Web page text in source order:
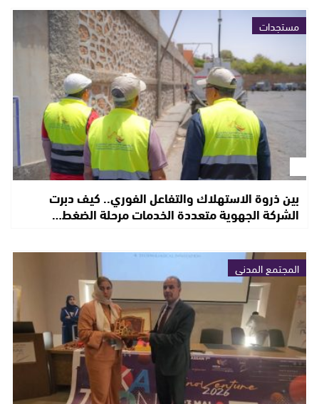
مستجدات
بين ذروة الاستهلاك والتفاعل الفوري.. كيف دبرت
الشركة الجهوية متعددة الخدمات مرحلة الضغط…
المجتمع المدني